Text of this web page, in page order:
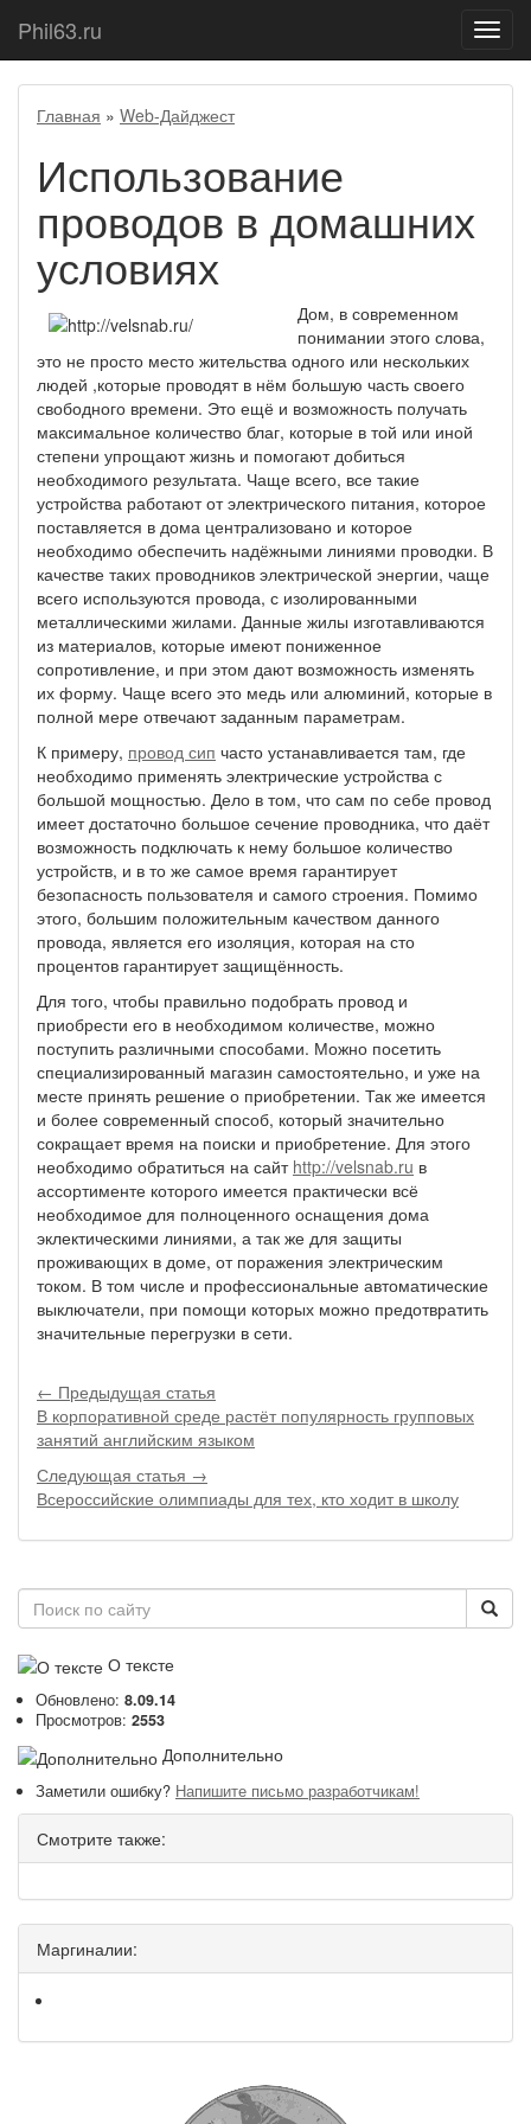
меню
Phil63.ru
Главная » Web-Дайджест
Использование
проводов в домашних
условиях
Дом, в современном
понимании этого слова,
это не просто место жительства одного или нескольких
людей ,которые проводят в нём большую часть своего
свободного времени. Это ещё и возможность получать
максимальное количество благ, которые в той или иной
степени упрощают жизнь и помогают добиться
необходимого результата. Чаще всего, все такие
устройства работают от электрического питания, которое
поставляется в дома централизовано и которое
необходимо обеспечить надёжными линиями проводки. В
качестве таких проводников электрической энергии, чаще
всего используются провода, с изолированными
металлическими жилами. Данные жилы изготавливаются
из материалов, которые имеют пониженное
сопротивление, и при этом дают возможность изменять
их форму. Чаще всего это медь или алюминий, которые в
полной мере отвечают заданным параметрам.
К примеру, провод сип часто устанавливается там, где
необходимо применять электрические устройства с
большой мощностью. Дело в том, что сам по себе провод
имеет достаточно большое сечение проводника, что даёт
возможность подключать к нему большое количество
устройств, и в то же самое время гарантирует
безопасность пользователя и самого строения. Помимо
этого, большим положительным качеством данного
провода, является его изоляция, которая на сто
процентов гарантирует защищённость.
Для того, чтобы правильно подобрать провод и
приобрести его в необходимом количестве, можно
поступить различными способами. Можно посетить
специализированный магазин самостоятельно, и уже на
месте принять решение о приобретении. Так же имеется
и более современный способ, который значительно
сокращает время на поиски и приобретение. Для этого
необходимо обратиться на сайт http://velsnab.ru в
ассортименте которого имеется практически всё
необходимое для полноценного оснащения дома
эклектическими линиями, а так же для защиты
проживающих в доме, от поражения электрическим
током. В том числе и профессиональные автоматические
выключатели, при помощи которых можно предотвратить
значительные перегрузки в сети.
← Предыдущая статья
В корпоративной среде растёт популярность групповых
занятий английским языком
Следующая статья →
Всероссийские олимпиады для тех, кто ходит в школу
О тексте
Обновлено: 8.09.14
Просмотров: 2553
Дополнительно
Заметили ошибку? Напишите письмо разработчикам!
Смотрите также:
Маргиналии: